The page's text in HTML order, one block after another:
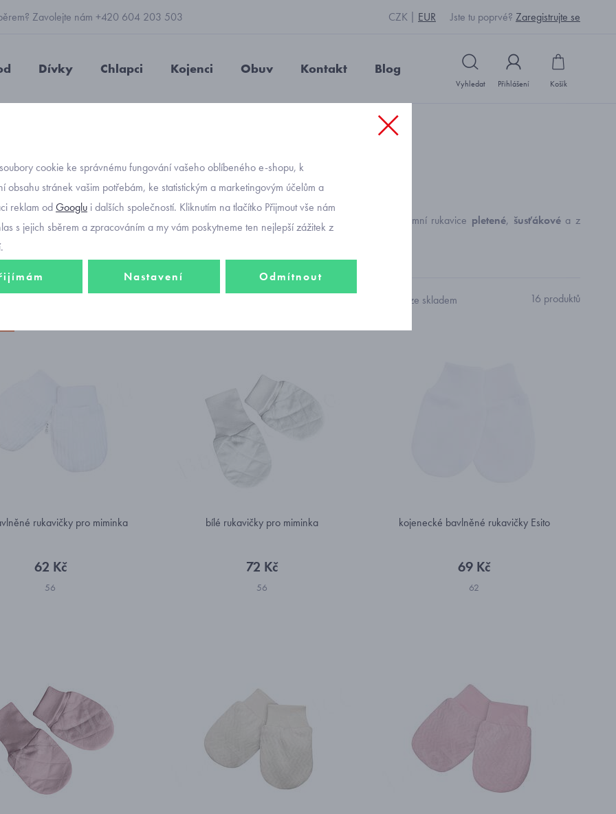
Zavolejte nám +420 604 203 503 CZK EUR Jste tu poprvé? Zaregistrujte se
Dívky Chlapci Kojenci Obuv Kontakt Blog
Vyhledat Přihlášení Košík
rukavice
pro holčičky od miminek až po batolata. V nabídcebílé bavlněné rukavičky , zimní rukavice pletené, šusťákovéa z
Pouze skladem 16 produktů
rukavičky pro miminka
62 Kč
56
bílé rukavičky pro miminka
72 Kč
56
kojenecké bavlněné rukavičky Esito
69 Kč
62
cookie ke správnému fungování vašeho oblíbeného e-shopu, k
obsahu stránek vašim potřebám, ke statistickým a marketingovým účelům a
reklam odGooglu i dalších společností. Kliknutím na tlačítko Přijmout vše nám
s jejich sběrem a zpracováním a my vám poskytneme ten nejlepší zážitek z
Nastavení Odmítnout